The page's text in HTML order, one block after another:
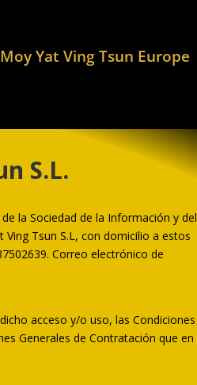
Moy Yat Ving Tsun Europe
S.L.
la Sociedad de la Información y del
Tsun S.L, con domicilio a estos
Correo electrónico de
acceso y/o uso, las Condiciones
Generales de Contratación que en